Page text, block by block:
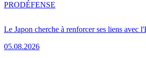
Le Japon cherche à renforcer ses liens avec
05.08.2026
PRODÉFENSE